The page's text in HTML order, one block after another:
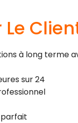
à long terme
sur 24